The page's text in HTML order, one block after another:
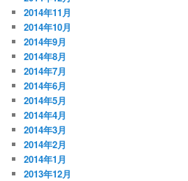
2014年11月
2014年10月
2014年9月
2014年8月
2014年7月
2014年6月
2014年5月
2014年4月
2014年3月
2014年2月
2014年1月
2013年12月